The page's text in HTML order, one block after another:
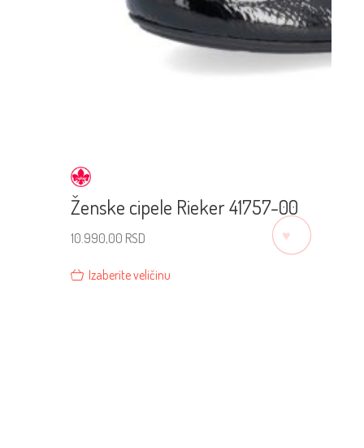
Ženske cipele Rieker 41757-00
10.990,00 RSD
Izaberite veličinu